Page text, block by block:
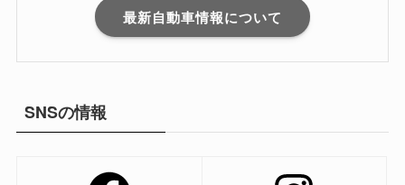
最新自動車情報について
SNSの情報